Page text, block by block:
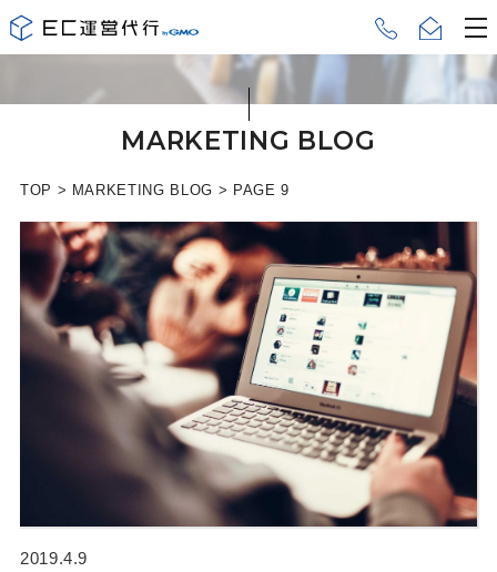
MARKETING BLOG
TOP > MARKETING BLOG > PAGE 9
2019.4.9